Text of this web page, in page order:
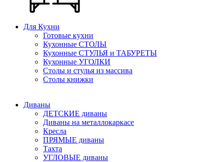
Для Кухни
Готовые кухни
Кухонные СТОЛЫ
Кухонные СТУЛЬЯ и ТАБУРЕТЫ
Кухонные УГОЛКИ
Столы и стулья из массива
Столы книжки
Диваны
ДЕТСКИЕ диваны
Диваны на металлокаркасе
Кресла
ПРЯМЫЕ диваны
Тахта
УГЛОВЫЕ диваны